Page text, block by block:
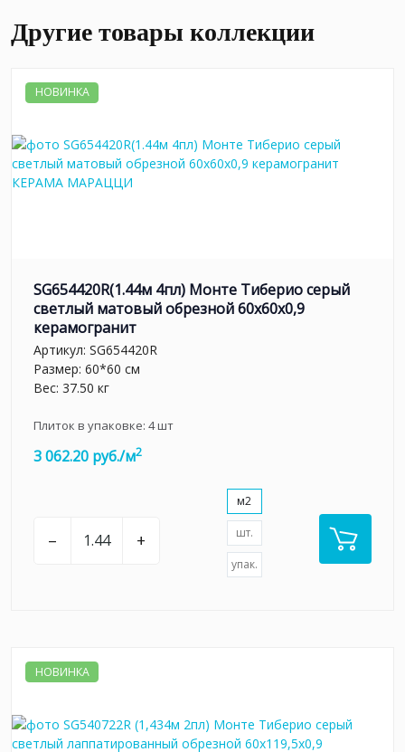
Другие товары коллекции
НОВИНКА
SG654420R(1.44м 4пл) Монте Тиберио серый
светлый матовый обрезной 60x60x0,9
керамогранит
Артикул: SG654420R
Размер: 60*60 см
Вес: 37.50 кг
Плиток в упаковке: 4шт
3 062.20 руб./м2
– +
м2
шт.
упак.
НОВИНКА